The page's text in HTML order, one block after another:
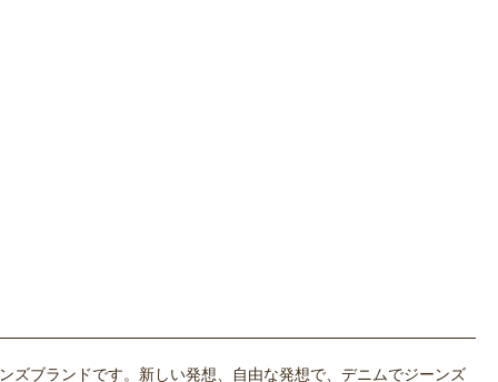
ズブランドです。新しい発想、自由な発想で、デニムでジーンズ